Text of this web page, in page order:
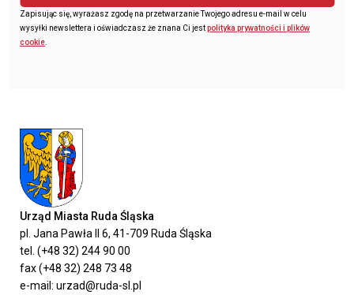
Zapisując się, wyrażasz zgodę na przetwarzanie Twojego adresu e-mail w celu
wysyłki newslettera i oświadczasz że znana Ci jestpolityka prywatności i plików
cookie
Urząd Miasta Ruda Śląska
pl. Jana Pawła II 6, 41-709 Ruda Śląska
tel. (+48 32) 244 90 00
fax (+48 32) 248 73 48
e-mail: urzad@ruda-sl.pl